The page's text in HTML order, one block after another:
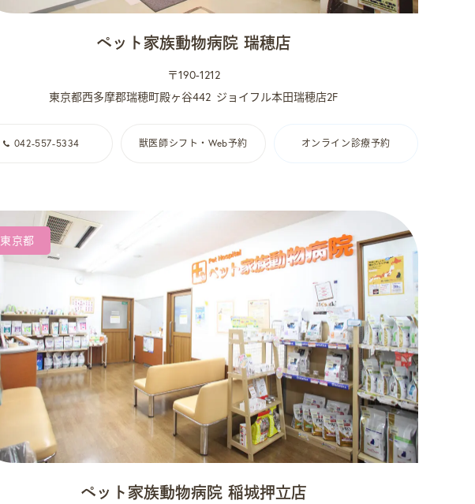
ペット家族動物病院 瑞穂店
〒190-1212
東京都西多摩郡瑞穂町殿ヶ谷442 ジョイフル本田瑞穂店2F
042-557-5334 獣医師シフト・Web予約 オンライン診療予約
東京都
ペット家族動物病院 稲城押立店